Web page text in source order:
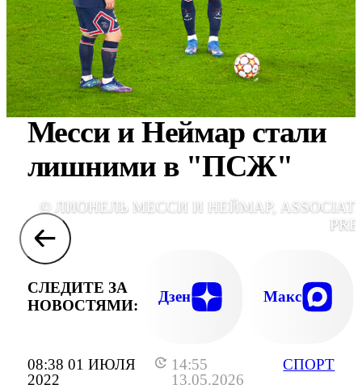
08:38 01 ИЮЛЯ
2022
14:55
13.05.2026
СПОРТ
Месси и Неймар стали
лишними в "ПСЖ"
© ЛИОНЕЛЬ МЕССИ И НЕЙМАР,
СЛЕДИТЕ ЗА
НОВОСТЯМИ:
Дзен Макс